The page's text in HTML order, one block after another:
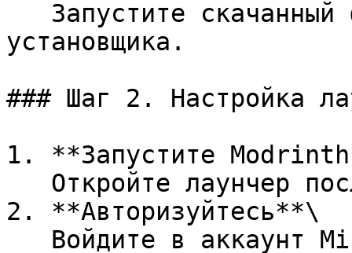
установщика.
### Шаг 2. Настройка
1. **Запустите
2. **Авторизуйтесь**\